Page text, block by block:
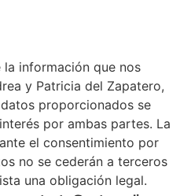
información que nos
y Patricia del Zapatero,
proporcionados se
por ambas partes. La
el consentimiento por
no se cederán a terceros
una obligación legal.